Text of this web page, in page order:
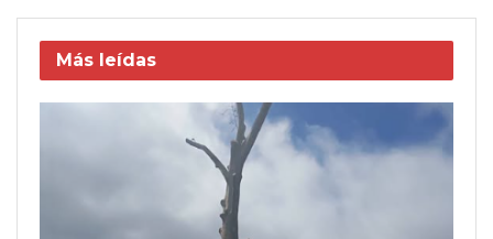
Más leídas